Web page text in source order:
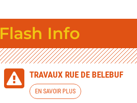
Flash Info
TRAVAUX RUE DE BELEBUF
EN SAVOIR PLUS